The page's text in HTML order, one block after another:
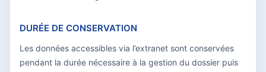
DURÉE DE CONSERVATION
Les données accessibles via l’extranet sont conservées
pendant la durée nécessaire à la gestion du dossier puis